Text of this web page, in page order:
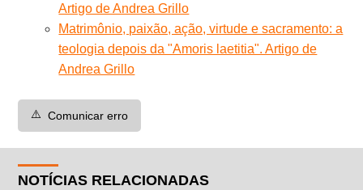
Artigo de Andrea Grillo
Matrimônio, paixão, ação, virtude e sacramento: a
teologia depois da "Amoris laetitia". Artigo de
Andrea Grillo
⚠️ Comunicar erro
NOTÍCIAS RELACIONADAS